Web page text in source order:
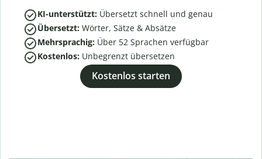
KI-unterstützt: Übersetzt schnell und genau
Übersetzt: Wörter, Sätze & Absätze
Mehrsprachig: Über 52 Sprachen verfügbar
Kostenlos: Unbegrenzt übersetzen
Kostenlos starten